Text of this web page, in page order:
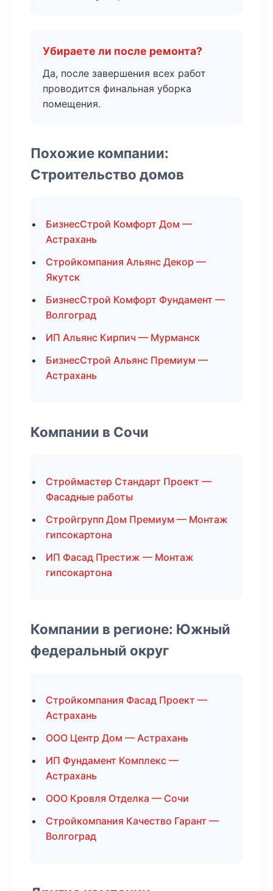
Убираете ли после ремонта?
Да, после завершения всех работ
проводится финальная уборка
помещения.
Похожие компании:
Строительство домов
БизнесСтрой Комфорт Дом —
Астрахань
Стройкомпания Альянс Декор —
Якутск
БизнесСтрой Комфорт Фундамент —
Волгоград
ИП Альянс Кирпич — Мурманск
БизнесСтрой Альянс Премиум —
Астрахань
Компании в Сочи
Строймастер Стандарт Проект —
Фасадные работы
Стройгрупп Дом Премиум — Монтаж
гипсокартона
ИП Фасад Престиж — Монтаж
гипсокартона
Компании в регионе: Южный
федеральный округ
Стройкомпания Фасад Проект —
Астрахань
ООО Центр Дом — Астрахань
ИП Фундамент Комплекс —
Астрахань
ООО Кровля Отделка — Сочи
Стройкомпания Качество Гарант —
Волгоград